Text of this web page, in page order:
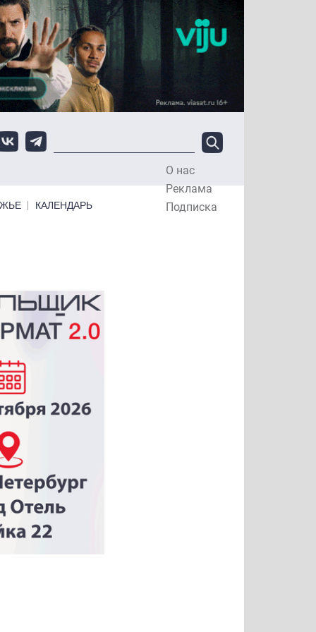
О нас
Реклама
Подписка
КАЛЕНДАРЬ